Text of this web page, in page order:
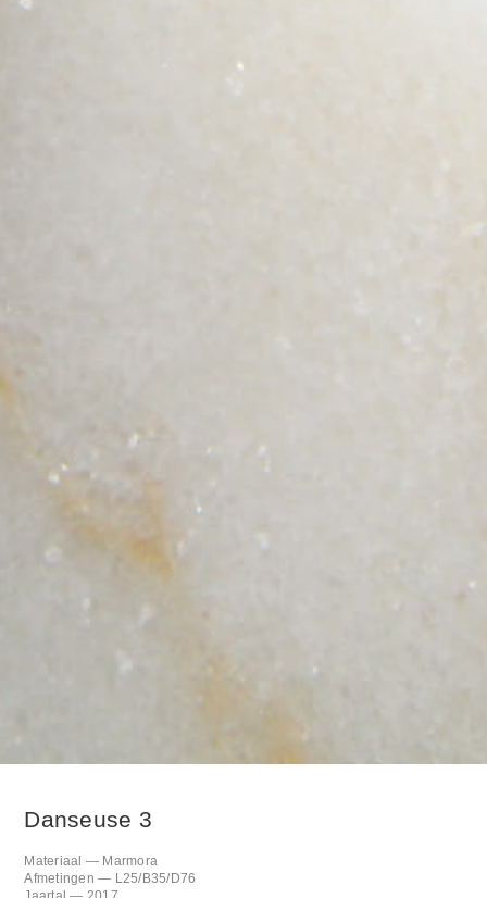
Danseuse 3
Materiaal — Marmora
Afmetingen — L25/B35/D76